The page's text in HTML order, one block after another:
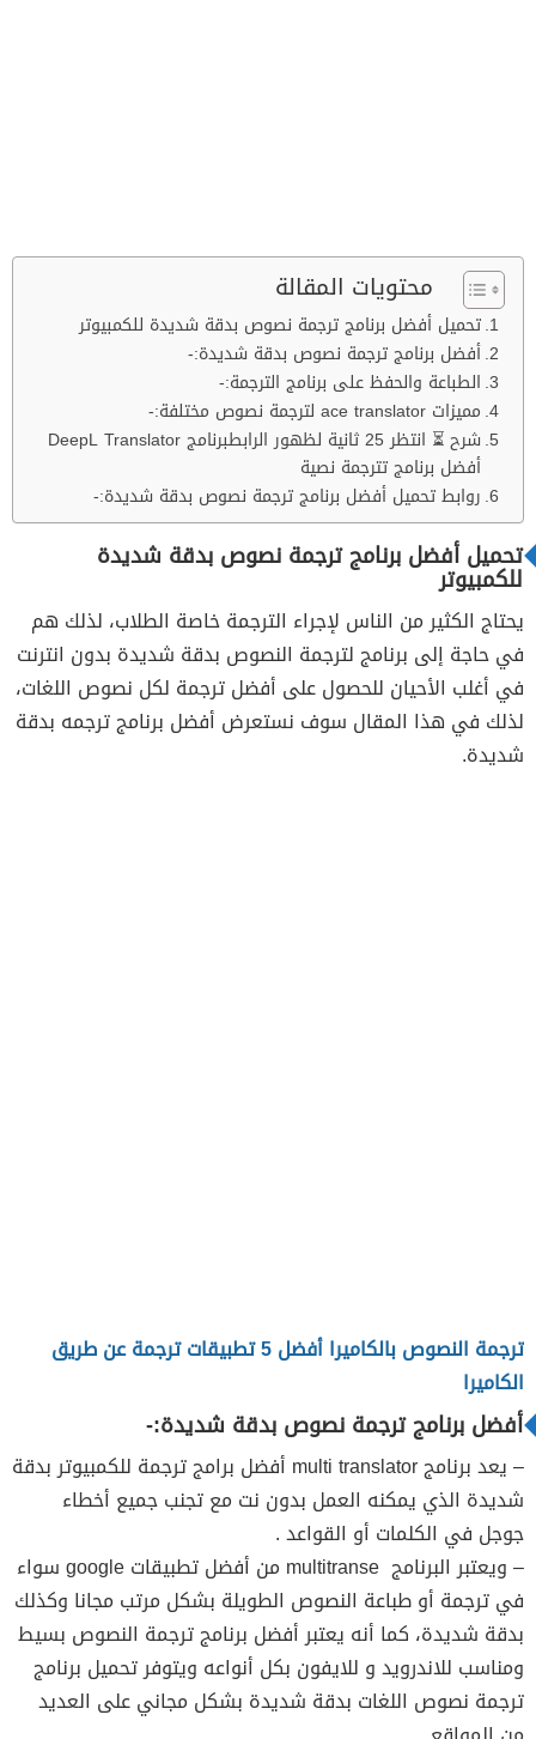
محتويات المقالة
تحميل أفضل برنامج ترجمة نصوص بدقة شديدة للكمبيوتر
أفضل برنامج ترجمة نصوص بدقة شديدة:-
الطباعة والحفظ على برنامج الترجمة:-
مميزات ace translator لترجمة نصوص مختلفة:-
شرح ⏳ انتظر 25 ثانية لظهور الرابطبرنامج DeepL Translator
أفضل برنامج تترجمة نصية
روابط تحميل أفضل برنامج ترجمة نصوص بدقة شديدة:-
تحميل أفضل برنامج ترجمة نصوص بدقة شديدة
للكمبيوتر
يحتاج الكثير من الناس لإجراء الترجمة خاصة الطلاب، لذلك هم
في حاجة إلى برنامج لترجمة النصوص بدقة شديدة بدون انترنت
في أغلب الأحيان للحصول على أفضل ترجمة لكل نصوص اللغات،
لذلك في هذا المقال سوف نستعرض أفضل برنامج ترجمه بدقة
شديدة.
ترجمة النصوص بالكاميرا أفضل 5 تطبيقات ترجمة عن طريق
الكاميرا
أفضل برنامج ترجمة نصوص بدقة شديدة:-
– يعد برنامج multi translator أفضل برامج ترجمة للكمبيوتر بدقة
شديدة الذي يمكنه العمل بدون نت مع تجنب جميع أخطاء
جوجل في الكلمات أو القواعد .
– ويعتبر البرنامج multitranse من أفضل تطبيقات google سواء
في ترجمة أو طباعة النصوص الطويلة بشكل مرتب مجانا وكذلك
بدقة شديدة، كما أنه يعتبر أفضل برنامج ترجمة النصوص بسيط
ومناسب للاندرويد و للايفون بكل أنواعه ويتوفر تحميل برنامج
ترجمة نصوص اللغات بدقة شديدة بشكل مجاني على العديد